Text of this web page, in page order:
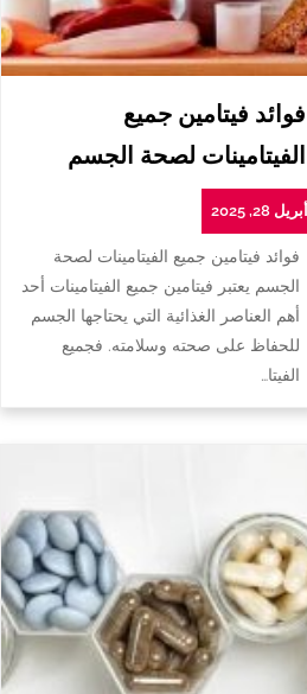
فوائد فيتامين جميع
الفيتامينات لصحة الجسم
أبريل 28, 2025
فوائد فيتامين جميع الفيتامينات لصحة
الجسم يعتبر فيتامين جميع الفيتامينات أحد
أهم العناصر الغذائية التي يحتاجها الجسم
للحفاظ على صحته وسلامته. فجميع
الفيتا…